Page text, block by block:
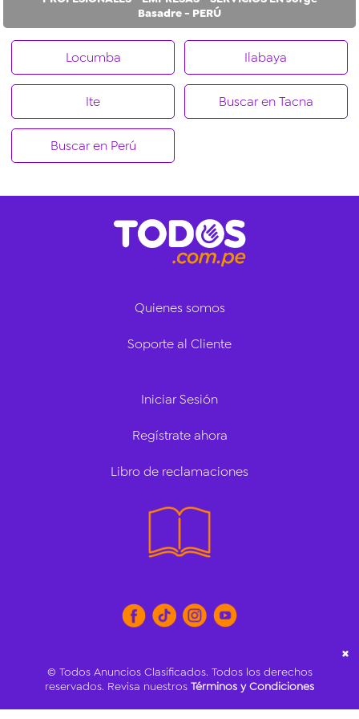
Basadre - PERÚ
Locumba Ilabaya
Ite Buscar en Tacna
Buscar en Perú
Quienes somos
Soporte al Cliente
Iniciar Sesión
Regístrate ahora
Libro de reclamaciones
© Todos Anuncios Clasificados. Todos los derechos
reservados. Revisa nuestros Términos y Condiciones
✖